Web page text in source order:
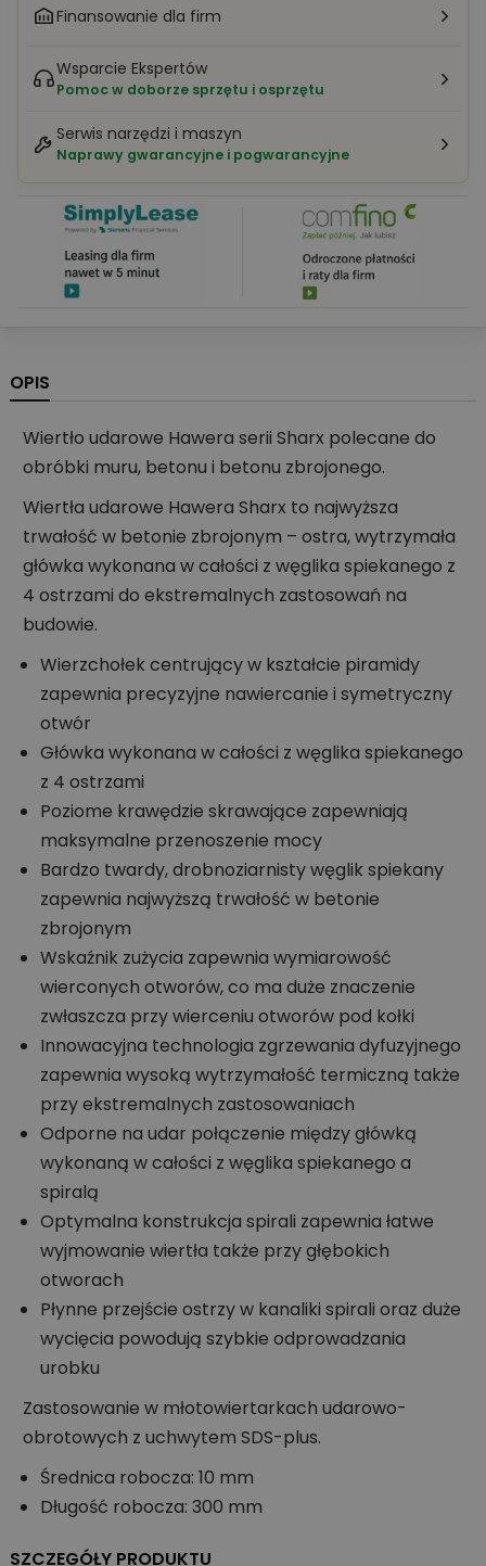
Finansowanie dla firm
Wsparcie Ekspertów
Pomoc w doborze sprzętu i osprzętu
Serwis narzędzi i maszyn
Naprawy gwarancyjne i pogwarancyjne
OPIS
Wiertło udarowe Hawera serii Sharx polecane do
obróbki muru, betonu i betonu zbrojonego.
Wiertła udarowe Hawera Sharx to najwyższa
trwałość w betonie zbrojonym – ostra, wytrzymała
główka wykonana w całości z węglika spiekanego z
4 ostrzami do ekstremalnych zastosowań na
budowie.
Wierzchołek centrujący w kształcie piramidy
zapewnia precyzyjne nawiercanie i symetryczny
otwór
Główka wykonana w całości z węglika spiekanego
z 4 ostrzami
Poziome krawędzie skrawające zapewniają
maksymalne przenoszenie mocy
Bardzo twardy, drobnoziarnisty węglik spiekany
zapewnia najwyższą trwałość w betonie
zbrojonym
Wskaźnik zużycia zapewnia wymiarowość
wierconych otworów, co ma duże znaczenie
zwłaszcza przy wierceniu otworów pod kołki
Innowacyjna technologia zgrzewania dyfuzyjnego
zapewnia wysoką wytrzymałość termiczną także
przy ekstremalnych zastosowaniach
Odporne na udar połączenie między główką
wykonaną w całości z węglika spiekanego a
spiralą
Optymalna konstrukcja spirali zapewnia łatwe
wyjmowanie wiertła także przy głębokich
otworach
Płynne przejście ostrzy w kanaliki spirali oraz duże
wycięcia powodują szybkie odprowadzania
urobku
Zastosowanie w młotowiertarkach udarowo-
obrotowych z uchwytem SDS-plus.
Średnica robocza: 10 mm
Długość robocza: 300 mm
SZCZEGÓŁY PRODUKTU